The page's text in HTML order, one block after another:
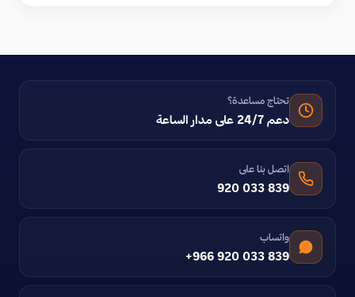
تحتاج مساعدة؟
دعم 24/7 على مدار الساعة
اتصل بنا على
920 033 839
واتساب
+966 920 033 839